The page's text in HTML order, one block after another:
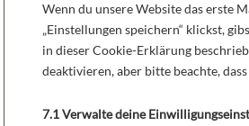
Wenn du unsere Website das erste
„Einstellungen speichern“ klickst,
in dieser Cookie-Erklärung
deaktivieren, aber bitte beachte,
7.1 Verwalte deine